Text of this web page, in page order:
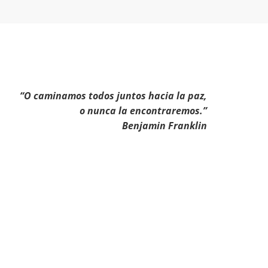
“O caminamos todos juntos hacia la paz,
o nunca la encontraremos.”
Benjamin Franklin